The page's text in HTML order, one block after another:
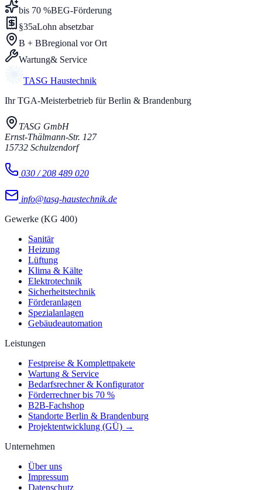
bis 70 %BEG-Förderung
§35aLohn absetzbar
B + BBregional vor Ort
Wartung& Service
TASG Haustechnik
Ihr TGA-Meisterbetrieb für Berlin & Brandenburg
TASG GmbH
Ernst-Thälmann-Str. 127
15732 Schulzendorf
030 / 208 489 020
info@tasg-haustechnik.de
Gewerke (KG 400)
Sanitär
Heizung
Lüftung
Klima & Kälte
Elektrotechnik
Sicherheitstechnik
Förderanlagen
Spezialanlagen
Gebäudeautomation
Leistungen
Festpreise & Komplettpakete
Wartung & Service
Bedarfsrechner & Konfigurator
Förderrechner bis 70 %
B2B-Fachshop
Standorte Berlin & Brandenburg
Projektentwicklung (GÜ) →
Unternehmen
Über uns
Impressum
Datenschutz